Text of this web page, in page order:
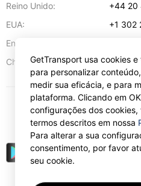
Reino Unido:
+44 20
EUA:
+1 302
Endereço de e-mail:
Chipre:
57
EUR
GetTransport usa cookies
para personalizar
medir sua eficácia, e para
plataforma. Clicando em
configurações dos
termos descritos em nossa
Para alterar a sua
consentimento, por favor
seu cookie.